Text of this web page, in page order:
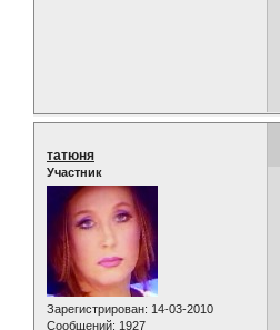
татюня
Участник
Зарегистрирован: 14-03-2010
Сообщений: 1927